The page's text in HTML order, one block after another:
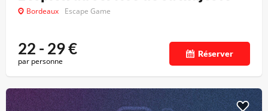
Bordeaux Escape Game
22 - 29€
par personne
Réserver